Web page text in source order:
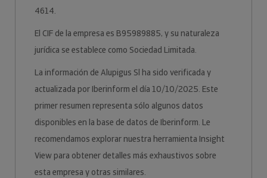
4614.
El CIF de la empresa es B95989885, y su naturaleza
jurídica se establece como Sociedad Limitada.
La información de Alupigus Sl ha sido verificada y
actualizada por Iberinform el día 10/10/2025. Este
primer resumen representa sólo algunos datos
disponibles en la base de datos de Iberinform. Le
recomendamos explorar nuestra herramienta Insight
View para obtener detalles más exhaustivos sobre
esta empresa y otras similares.